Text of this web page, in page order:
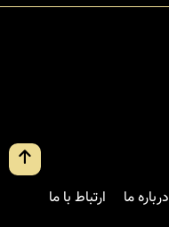
درباره ما ارتباط با ما